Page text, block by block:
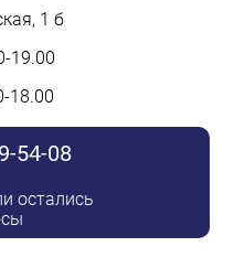
1 б
19.00
18.00
54-08
остались